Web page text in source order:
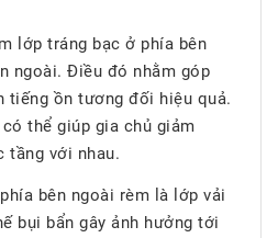
lớp tráng bạc ở phía bên
ngoài. Điều đó nhằm góp
tiếng ồn tương đối hiệu quả.
thể giúp gia chủ giảm
tầng với nhau.
bên ngoài rèm là lớp vải
bụi bẩn gây ảnh hưởng tới